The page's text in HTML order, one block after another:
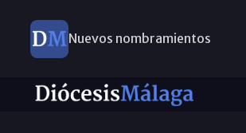
Nuevos nombramientos